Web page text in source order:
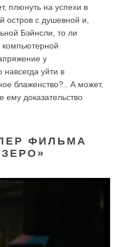
плюнуть на успехи в
остров с душевной и,
Бэйнсли, то ли
компьютерной
у
уйти в
блаженство?.. А может,
ему доказательство
ФИЛЬМА